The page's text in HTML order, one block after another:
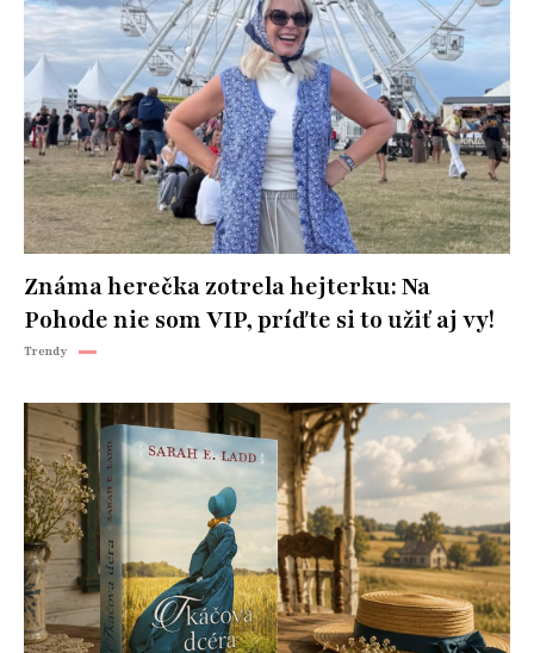
Známa herečka zotrela hejterku: Na
Pohode nie som VIP, príďte si to užiť aj vy!
Trendy